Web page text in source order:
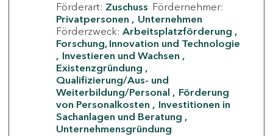
Förderart: Zuschuss Fördernehmer:
Privatpersonen
Unternehmen
Förderzweck: Arbeitsplatzförderung
Forschung, Innovation und Technologie
Investieren und Wachsen
Existenzgründung
Qualifizierung/Aus- und
Weiterbildung/Personal
Förderung
von Personalkosten
Investitionen in
Sachanlagen und Beratung
Unternehmensgründung